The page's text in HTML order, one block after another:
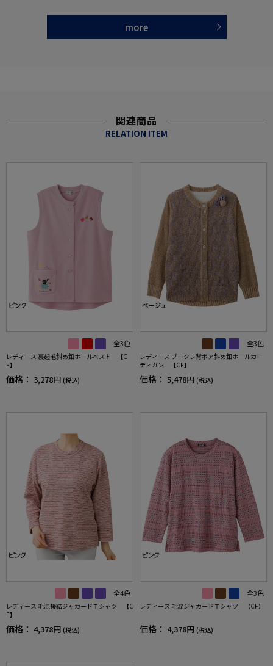
more
関連商品
RELATION ITEM
全3色
レディース 裏起毛斜め釦ホールベスト 【C
F】
価格： 3,278円 (税込)
全3色
レディース ブークレ背ボア斜め釦ホールカー
ディガン 【CF】
価格： 5,478円 (税込)
全4色
レディース 毛混接結ジャカードＴシャツ 【C
F】
価格： 4,378円 (税込)
全3色
レディース 毛混ジャカードＴシャツ 【CF】
価格： 4,378円 (税込)